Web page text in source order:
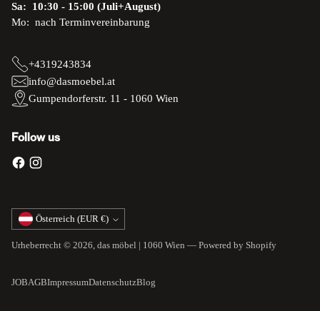
Sa: 10:30 - 15:00 (Juli+August)
Mo: nach Terminvereinbarung
+4319243834
info@dasmoebel.at
Gumpendorferstr. 11 - 1060 Wien
Follow us
Währung Österreich (EUR €)
Urheberrecht © 2026, das möbel | 1060 Wien — Powered by Shopify
JOBAGBImpressumDatenschutzBlog